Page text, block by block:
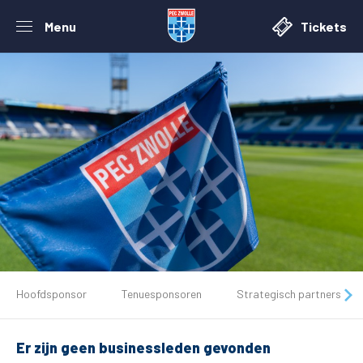
Menu Tickets
Tickets
Matchdays
Hoofdsponsor Tenuesponsoren Strategisch partners
Er zijn geen businessleden gevonden